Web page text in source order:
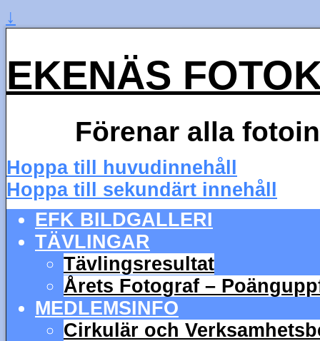
↓
EKENÄS
Förenar alla
Hoppa till huvudinnehåll
Hoppa till sekundärt innehåll
EFK BILDGALLERI
TÄVLINGAR
Tävlingsresultat
Årets Fotograf –
MEDLEMSINFO
Cirkulär och